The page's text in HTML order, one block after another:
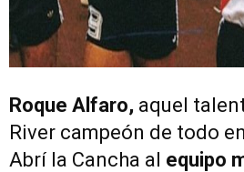
Roque Alfaro, aquel
River campeón de todo
Abrí la Cancha al equipo